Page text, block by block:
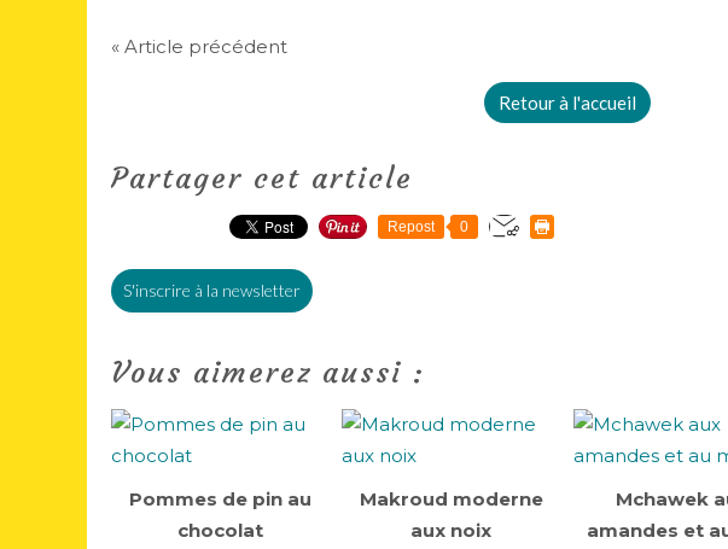
« Article précédent
Retour à l'accueil
Partager cet article
Repost 0
S'inscrire à la newsletter
Vous aimerez aussi :
Pommes de pin au
chocolat
Makroud moderne
aux noix
Mchawek
amandes et